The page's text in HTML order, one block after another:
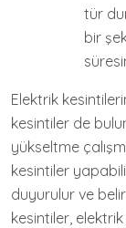
tür
bir
Elektrik
kesintiler de
yükseltme
kesintiler
duyurulur ve
kesintiler,